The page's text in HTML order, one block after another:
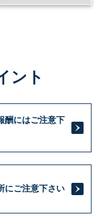
ント
酬にはご注意下
にご注意下さい